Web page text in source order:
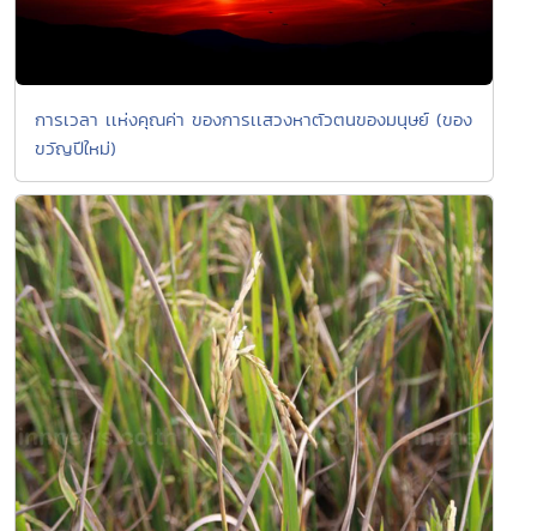
การเวลา เเห่งคุณค่า ของการเเสวงหาตัวตนของมนุษย์ (ของ
ขวัญปีใหม่)